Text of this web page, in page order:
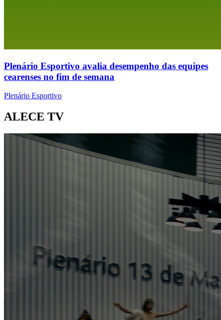
Plenário Esportivo avalia desempenho das equipes
cearenses no fim de semana
Plenário Esportivo
ALECE TV